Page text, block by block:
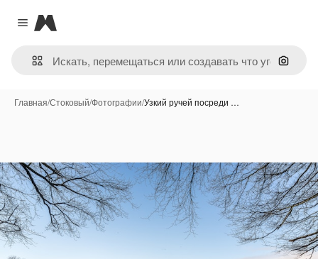
Close menu
Magnific
Поиск
Главная/Стоковый/Фотографии/Узкий ручей посреди …